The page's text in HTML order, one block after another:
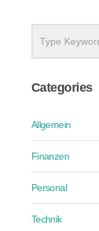
Categories
Allgemein
Finanzen
Personal
Technik